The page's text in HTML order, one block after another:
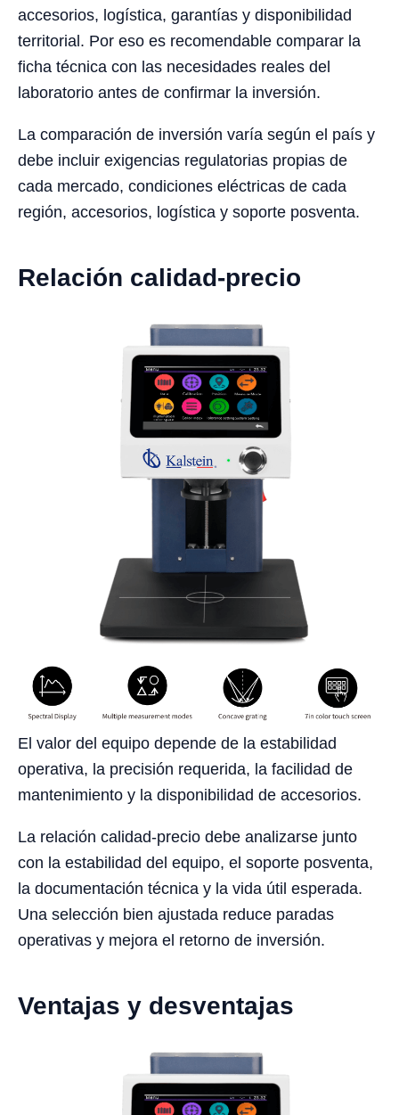
accesorios, logística, garantías y disponibilidad
territorial. Por eso es recomendable comparar la
ficha técnica con las necesidades reales del
laboratorio antes de confirmar la inversión.
La comparación de inversión varía según el país y
debe incluir exigencias regulatorias propias de
cada mercado, condiciones eléctricas de cada
región, accesorios, logística y soporte posventa.
Relación calidad-precio
El valor del equipo depende de la estabilidad
operativa, la precisión requerida, la facilidad de
mantenimiento y la disponibilidad de accesorios.
La relación calidad-precio debe analizarse junto
con la estabilidad del equipo, el soporte posventa,
la documentación técnica y la vida útil esperada.
Una selección bien ajustada reduce paradas
operativas y mejora el retorno de inversión.
Ventajas y desventajas